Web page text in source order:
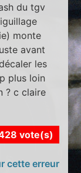
du tgv
monte
avant
les
plus loin
? c claire
vote(s)
cette erreur